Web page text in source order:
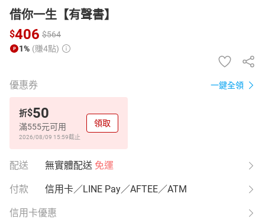
借你一生【有聲書】
$406 $564
1% (賺4點)
優惠券 一鍵全領
折$50
滿555元可用
2026/08/09 15:59截止
領取
配送 無實體配送 免運
付款 信用卡／LINE Pay／AFTEE／ATM
信用卡優惠